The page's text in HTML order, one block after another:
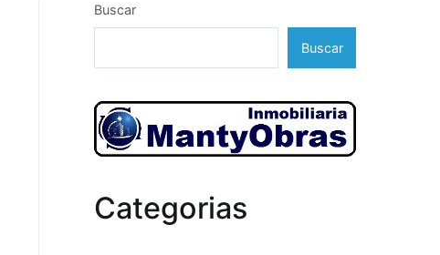
Buscar
Buscar
Categorias